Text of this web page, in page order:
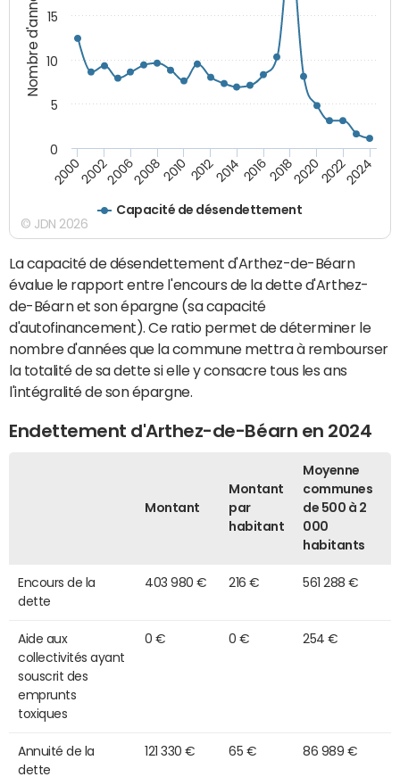
Nombre d'années
Capacité de désendettement
20002002200620082010 2012201420162018202020222024
0
5
10
15
© JDN 2026
La capacité de désendettement d'Arthez-de-Béarn
évalue le rapport entre l'encours de la dette d'Arthez-
de-Béarn et son épargne (sa capacité
d'autofinancement). Ce ratio permet de déterminer le
nombre d'années que la commune mettra à rembourser
la totalité de sa dette si elle y consacre tous les ans
l'intégralité de son épargne.
Endettement d'Arthez-de-Béarn en 2024
Montant
Montant
par
habitant
Moyenne
communes
de 500 à 2
000
habitants
Encours de la
dette
403 980 € 216 € 561 288 €
Aide aux
collectivités ayant
souscrit des
emprunts
toxiques
0 € 0 € 254 €
Annuité de la
dette
121 330 € 65 € 86 989 €